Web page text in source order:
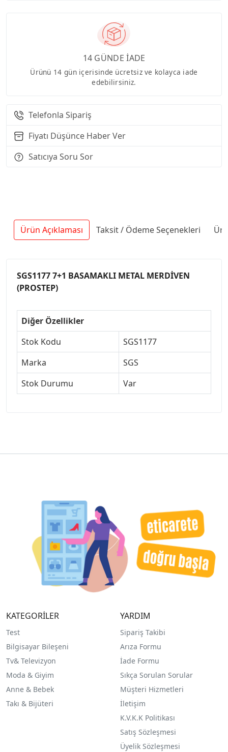
14 GÜNDE İADE
Ürünü 14 gün içerisinde ücretsiz ve kolayca iade
edebilirsiniz.
Telefonla Sipariş
Fiyatı Düşünce Haber Ver
Satıcıya Soru Sor
Ürün Açıklaması Taksit / Ödeme Seçenekleri
SGS1177 7+1 BASAMAKLI METAL MERDİVEN
(PROSTEP)
Diğer Özellikler
Stok Kodu
SGS1177
Marka
SGS
Stok Durumu
Var
KATEGORİLER
Test
Bilgisayar Bileşeni
Tv& Televizyon
Moda & Giyim
Anne & Bebek
Takı & Bijüteri
YARDIM
Sipariş Takibi
Arıza Formu
İade Formu
Sıkça Sorulan Sorular
Müşteri Hizmetleri
İletişim
K.V.K.K Politikası
Satış Sözleşmesi
Üyelik Sözleşmesi